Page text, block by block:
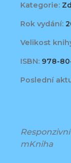
Kategorie:
Rok vydání:
Velikost
ISBN: 978-
Poslední
mKniha